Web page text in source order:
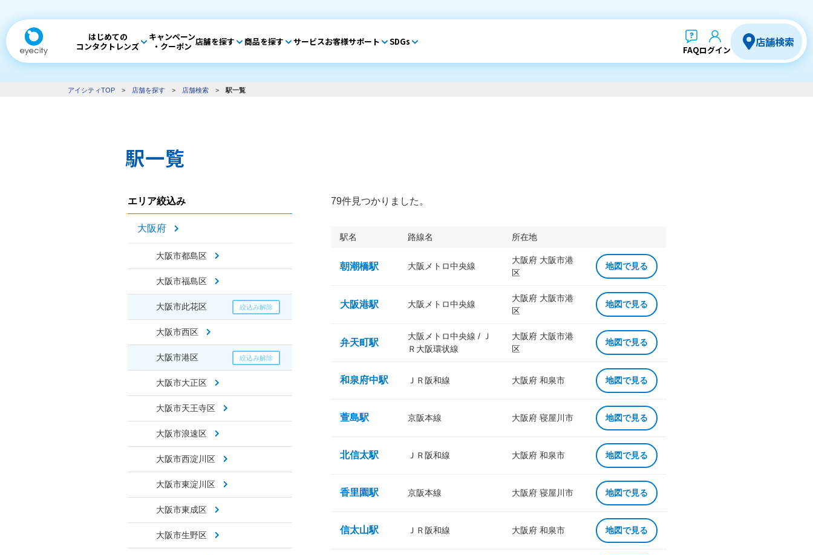
はじめての
コンタクトレンズ
キャンペーン
・クーポン 店舗を探す 商品を探す サービスお客様サポート SDGs
FAQログイン
店舗検索
アイシティTOP > 店舗を探す > 店舗検索 > 駅一覧
駅一覧
エリア絞込み
大阪府
大阪市都島区
大阪市福島区
大阪市此花区
大阪市西区
大阪市港区
大阪市大正区
大阪市天王寺区
大阪市浪速区
大阪市西淀川区
大阪市東淀川区
大阪市東成区
大阪市生野区
79件見つかりました。
駅名 路線名 所在地
朝潮橋駅 大阪メトロ中央線
大阪府 大阪市港
区
地図で見る
大阪港駅 大阪メトロ中央線
大阪府 大阪市港
区
地図で見る
弁天町駅
大阪メトロ中央線 / Ｊ
Ｒ大阪環状線
大阪府 大阪市港
区
地図で見る
和泉府中駅 ＪＲ阪和線 大阪府 和泉市 地図で見る
萱島駅 京阪本線 大阪府 寝屋川市 地図で見る
北信太駅 ＪＲ阪和線 大阪府 和泉市 地図で見る
香里園駅 京阪本線 大阪府 寝屋川市 地図で見る
信太山駅 ＪＲ阪和線 大阪府 和泉市 地図で見る